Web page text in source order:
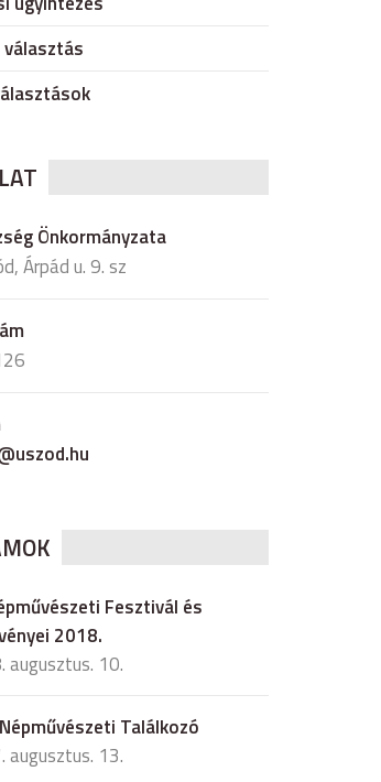
Önkormányzata
Árpád u. 9. sz
Fesztivál és
2018.
augusztus. 10.
Találkozó
augusztus. 13.